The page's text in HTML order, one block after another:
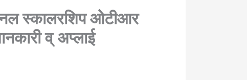
स्कालरशिप ओटीआर
व् अप्लाई